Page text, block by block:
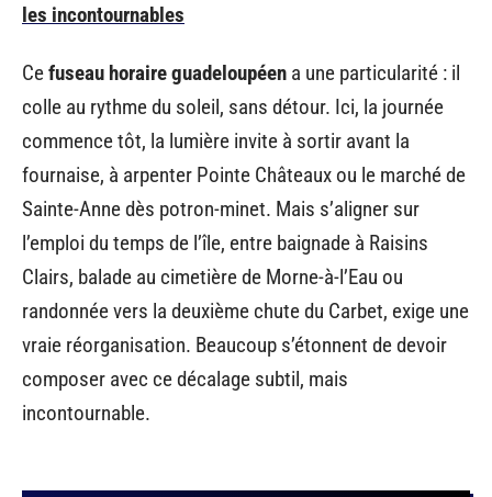
les incontournables
Cefuseau horaire guadeloupéen a une particularité : il
colle au rythme du soleil, sans détour. Ici, la journée
commence tôt, la lumière invite à sortir avant la
fournaise, à arpenter Pointe Châteaux ou le marché de
Sainte-Anne dès potron-minet. Mais s’aligner sur
l’emploi du temps de l’île, entre baignade à Raisins
Clairs, balade au cimetière de Morne-à-l’Eau ou
randonnée vers la deuxième chute du Carbet, exige une
vraie réorganisation. Beaucoup s’étonnent de devoir
composer avec ce décalage subtil, mais
incontournable.